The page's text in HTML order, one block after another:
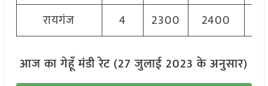
रायगंज
4 2300 2400
आज का गेहूँ मंडी रेट (27 जुलाई 2023 के अनुसार)